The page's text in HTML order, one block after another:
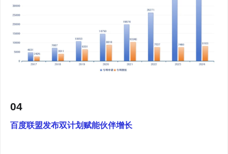
04
百度联盟发布双计划赋能伙伴增长